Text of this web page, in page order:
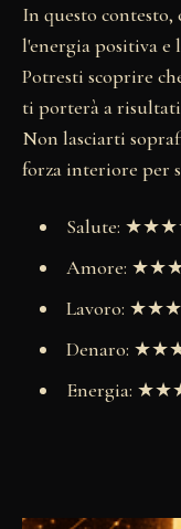
In questo
l'energia positiva e
Potresti scoprire
ti porterà a
Non lasciarti
forza interiore per
Salute:
Amore:
Lavoro:
Denaro:
Energia: